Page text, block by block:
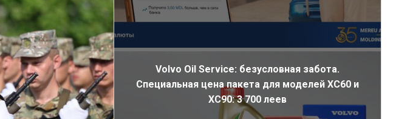
Volvo Oil Service: безусловная забота.
Специальная цена пакета для моделей XC60 и
XC90: 3 700 леев